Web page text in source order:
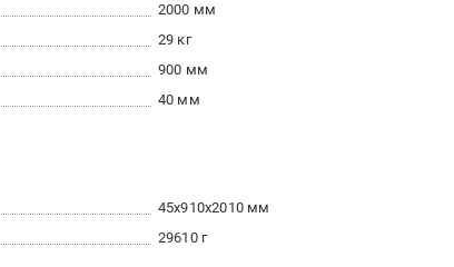
2000 мм
29 кг
900 мм
40 мм
45x910x2010 мм
29610 г